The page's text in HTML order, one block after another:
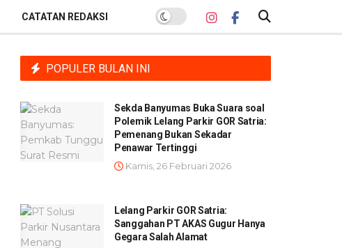
CATATAN REDAKSI
POPULER BULAN INI
Sekda Banyumas Buka Suara soal
Polemik Lelang Parkir GOR Satria:
Pemenang Bukan Sekadar
Penawar Tertinggi
Kamis, 26 Februari 2026
Lelang Parkir GOR Satria:
Sanggahan PT AKAS Gugur Hanya
Gegara Salah Alamat